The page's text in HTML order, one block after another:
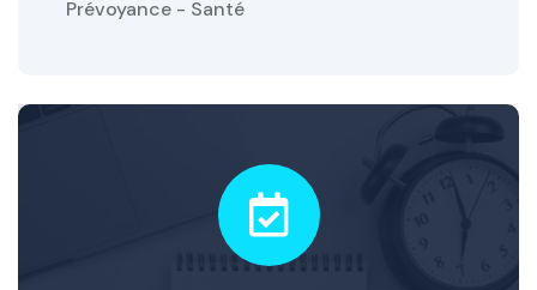
Prévoyance - Santé